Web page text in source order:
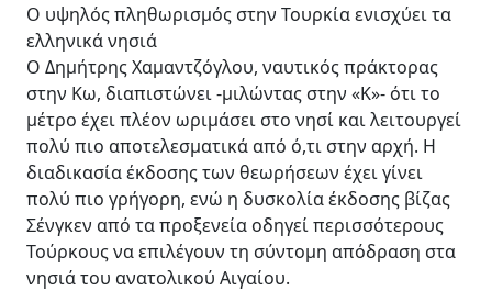
Ο υψηλός πληθωρισμός στην Τουρκία ενισχύει τα
ελληνικά νησιά
Ο Δημήτρης Χαμαντζόγλου, ναυτικός πράκτορας
στην Κω, διαπιστώνει -μιλώντας στην «Κ»- ότι το
μέτρο έχει πλέον ωριμάσει στο νησί και λειτουργεί
πολύ πιο αποτελεσματικά από ό,τι στην αρχή. Η
διαδικασία έκδοσης των θεωρήσεων έχει γίνει
πολύ πιο γρήγορη, ενώ η δυσκολία έκδοσης βίζας
Σένγκεν από τα προξενεία οδηγεί περισσότερους
Τούρκους να επιλέγουν τη σύντομη απόδραση στα
νησιά του ανατολικού Αιγαίου.